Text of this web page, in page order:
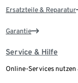
Ersatzteile & Reparatur
Garantie
Service & Hilfe
Online-Services